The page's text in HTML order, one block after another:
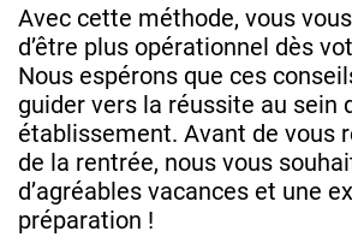
Avec cette méthode, vous
d’être plus opérationnel dès
Nous espérons que ces
guider vers la réussite au sein
établissement. Avant de vous
de la rentrée, nous vous
d’agréables vacances et une
préparation !